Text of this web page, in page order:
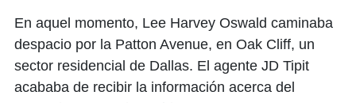
En aquel momento, Lee Harvey Oswald caminaba
despacio por la Patton Avenue, en Oak Cliff, un
sector residencial de Dallas. El agente JD Tipit
acababa de recibir la información acerca del